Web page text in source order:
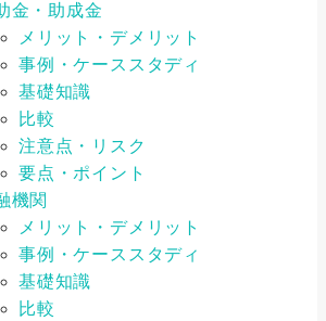
金・助成金
メリット・デメリット
事例・ケーススタディ
基礎知識
比較
注意点・リスク
要点・ポイント
機関
メリット・デメリット
事例・ケーススタディ
基礎知識
比較